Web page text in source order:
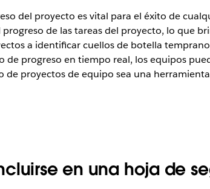
del proyecto es vital para el éxito de
de las tareas del proyecto, lo que
a identificar cuellos de botella
de progreso en tiempo real, los equipos
de proyectos de equipo sea una
en una hoja de